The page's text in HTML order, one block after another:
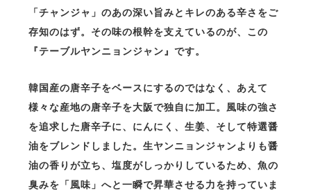
「チャンジャ」のあの深い旨みとキレのある辛さをご
存知のはず。その味の根幹を支えているのが、この
『テーブルヤンニョンジャン』です。
韓国産の唐辛子をベースにするのではなく、あえて
様々な産地の唐辛子を大阪で独自に加工。風味の強さ
を追求した唐辛子に、にんにく、生姜、そして特選醤
油をブレンドしました。生ヤンニョンジャンよりも醤
油の香りが立ち、塩度がしっかりしているため、魚の
臭みを「風味」へと一瞬で昇華させる力を持っていま